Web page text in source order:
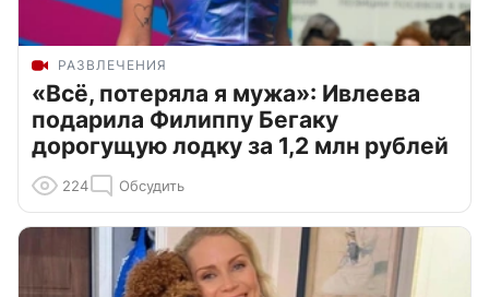
РАЗВЛЕЧЕНИЯ
«Всё, потеряла я мужа»: Ивлеева
подарила Филиппу Бегаку
дорогущую лодку за 1,2 млн рублей
224 Обсудить